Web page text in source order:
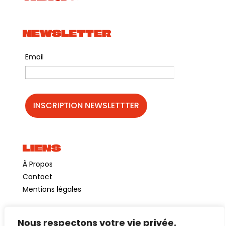
Nous respectons votre vie privée.
NEWSLETTER
Email
LIENS
À Propos
Contact
Mentions légales
©GuinguetteChezAlriq2026